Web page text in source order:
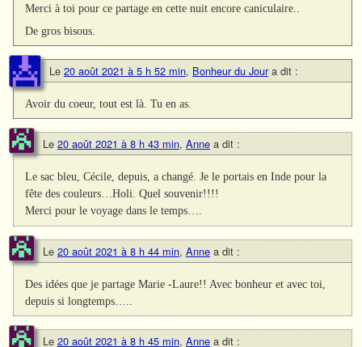
Merci à toi pour ce partage en cette nuit encore caniculaire..
De gros bisous.
Le 20 août 2021 à 5 h 52 min, Bonheur du Jour a dit :
Avoir du coeur, tout est là. Tu en as.
Le 20 août 2021 à 8 h 43 min, Anne a dit :
Le sac bleu, Cécile, depuis, a changé. Je le portais en Inde pour la
fête des couleurs…Holi. Quel souvenir!!!!
Merci pour le voyage dans le temps….
Le 20 août 2021 à 8 h 44 min, Anne a dit :
Des idées que je partage Marie -Laure!! Avec bonheur et avec toi,
depuis si longtemps…..
Le 20 août 2021 à 8 h 45 min, Anne a dit :